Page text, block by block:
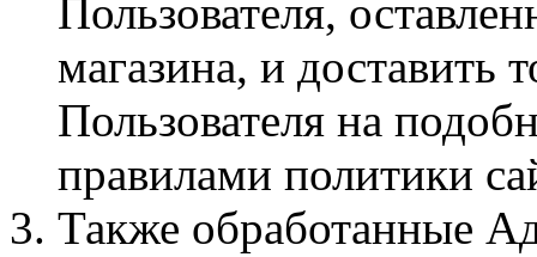
Пользователя,
магазина, и доставить
Пользователя на
правилами политики
Также обработанные